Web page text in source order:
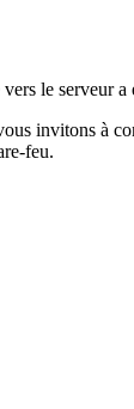
le serveur a
invitons à
feu.